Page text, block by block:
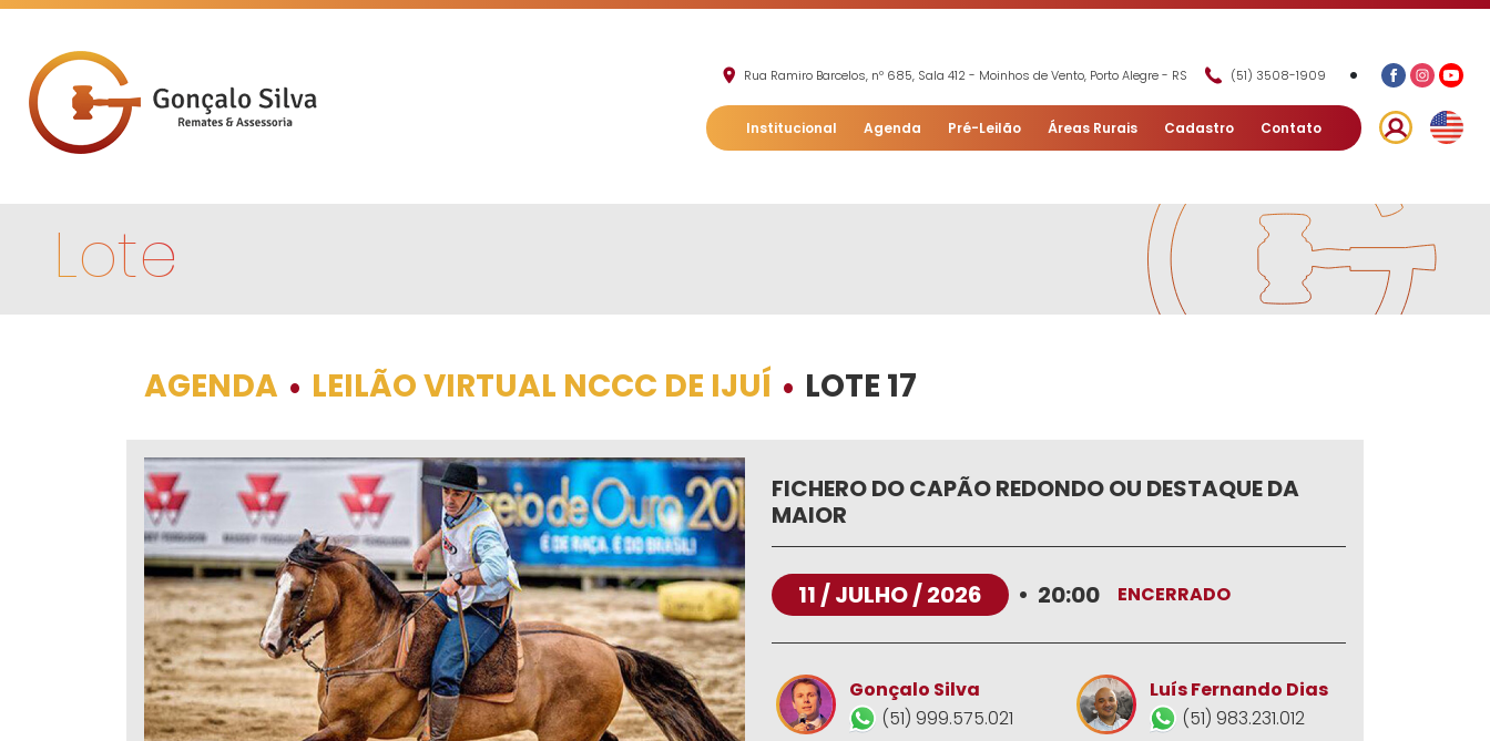
Rua Ramiro Barcelos, nº 685, Sala 412 - Moinhos de Vento, Porto Alegre - RS (51) 3508-1909 •
Institucional Agenda Pré-Leilão Áreas Rurais Cadastro Contato
Lote
AGENDA • LEILÃO VIRTUAL NCCC DE IJUÍ • LOTE 17
FICHERO DO CAPÃO REDONDO OU DESTAQUE DA
MAIOR
11 / JULHO / 2026 • 20:00 ENCERRADO
Gonçalo Silva
(51) 999.575.021
Luís Fernando Dias
(51) 983.231.012